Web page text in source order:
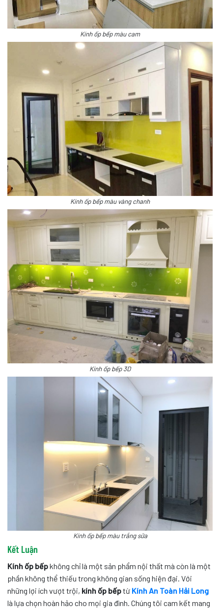
Kính ốp bếp màu cam
Kính ốp bếp màu vàng chanh
Kính ốp bếp 3D
Kính ốp bếp màu trắng sữa
Kết Luận
Kính ốp bếpkhông chỉ là một sản phẩm nội thất mà còn là một
phần không thể thiếu trong không gian sống hiện đại. Với
những lợi ích vượt trội, kính ốp bếptừ Kính An Toàn Hải Long
là lựa chọn hoàn hảo cho mọi gia đình. Chúng tôi cam kết mang